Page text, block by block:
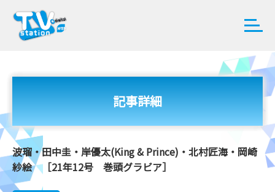
記事詳細
波瑠・田中圭・岸優太(King & Prince)・北村匠海・岡崎
紗絵 ［21年12号 巻頭グラビア］